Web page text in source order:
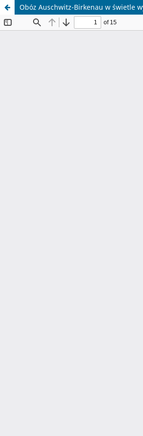
Obóz Auschwitz-Birkenau w świetle